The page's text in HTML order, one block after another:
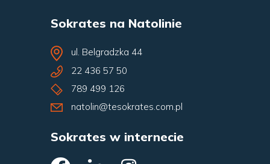
Sokrates na Natolinie
ul. Belgradzka 44
22 436 57 50
789 499 126
natolin@tesokrates.com.pl
Sokrates w internecie